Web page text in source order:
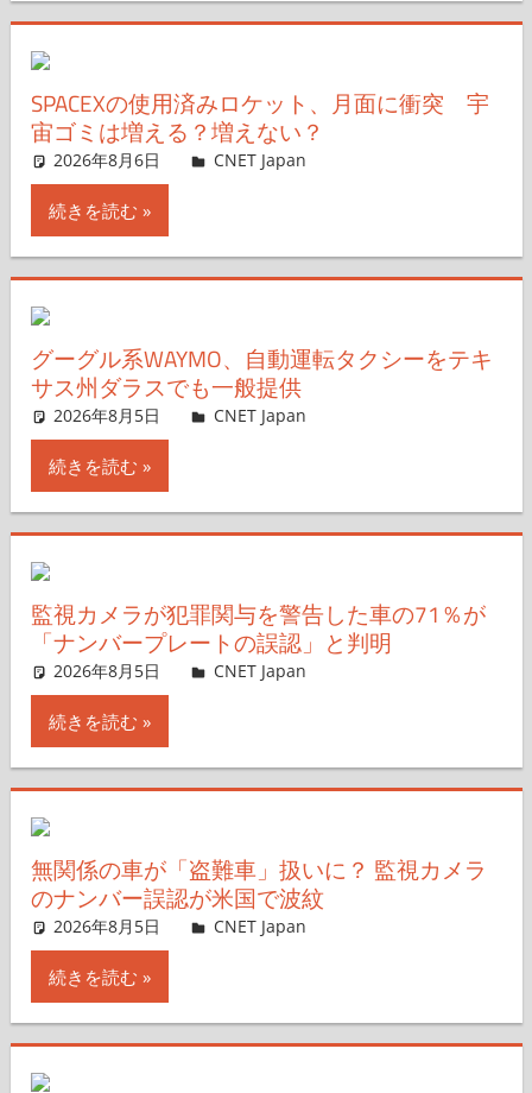
SPACEXの使用済みロケット、月面に衝突 宇
宙ゴミは増える？増えない？
2026年8月6日 CNET Japan
続きを読む
グーグル系WAYMO、自動運転タクシーをテキ
サス州ダラスでも一般提供
2026年8月5日 CNET Japan
続きを読む
監視カメラが犯罪関与を警告した車の71％が
「ナンバープレートの誤認」と判明
2026年8月5日 CNET Japan
続きを読む
無関係の車が「盗難車」扱いに？ 監視カメラ
のナンバー誤認が米国で波紋
2026年8月5日 CNET Japan
続きを読む